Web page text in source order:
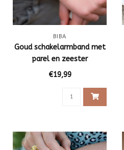
BIBA
Goud schakelarmband met
parel en zeester
€19,99